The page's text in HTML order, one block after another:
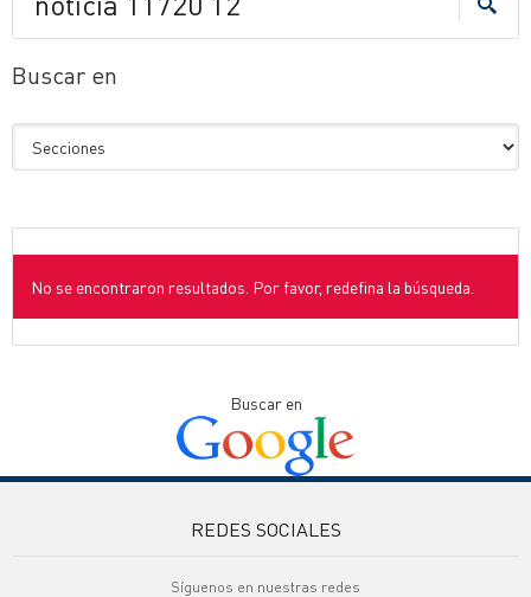
Buscar en
No se encontraron resultados. Por favor, redefina la búsqueda.
Buscar en
REDES SOCIALES
Síguenos en nuestras redes